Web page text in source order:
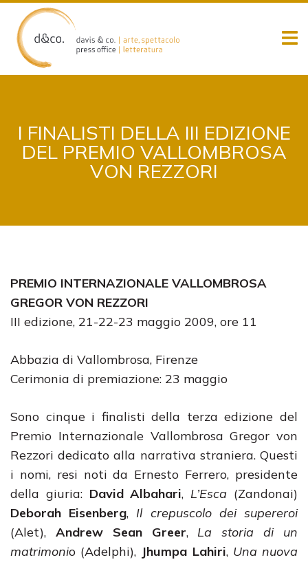
content
I FINALISTI DELLA III EDIZIONE
DEL PREMIO VALLOMBROSA
VON REZZORI
PREMIO INTERNAZIONALE VALLOMBROSA
GREGOR VON REZZORI
III edizione, 21-22-23 maggio 2009, ore 11
Abbazia di Vallombrosa, Firenze
Cerimonia di premiazione: 23 maggio
Sono cinque i finalisti della terza edizione del
Premio Internazionale Vallombrosa Gregor von
Rezzori dedicato alla narrativa straniera. Questi
i nomi, resi noti da Ernesto Ferrero, presidente
della giuria: David Albahari, L’Esca (Zandonai)
Deborah Eisenberg, Il crepuscolo dei supereroi
(Alet), Andrew Sean Greer, La storia di un
matrimonio (Adelphi), Jhumpa Lahiri, Una nuova